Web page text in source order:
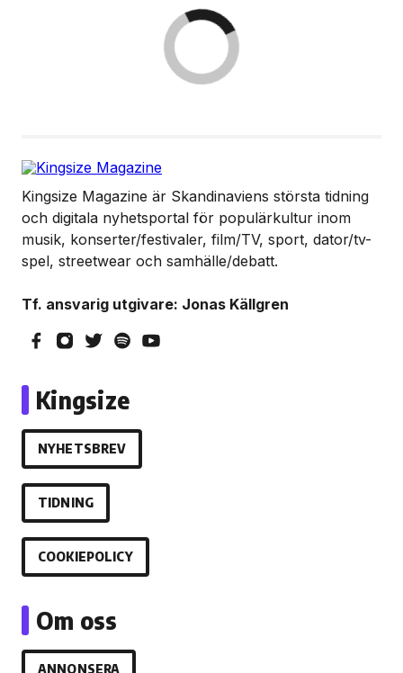
Kingsize Magazine är Skandinaviens största tidning
och digitala nyhetsportal för populärkultur inom
musik, konserter/festivaler, film/TV, sport, dator/tv-
spel, streetwear och samhälle/debatt.
Tf. ansvarig utgivare: Jonas Källgren
Kingsize
NYHETSBREV
TIDNING
COOKIEPOLICY
Om oss
ANNONSERA